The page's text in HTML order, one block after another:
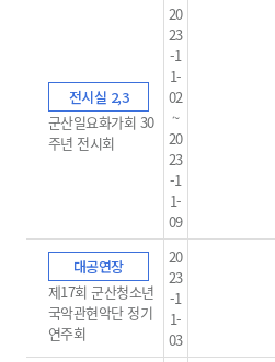
전시실 2,3
군산일요화가회 30
주년 전시회
20
23
-1
1-
02
~
20
23
-1
1-
09
대공연장
제17회 군산청소년
국악관현악단 정기
연주회
20
23
-1
1-
03